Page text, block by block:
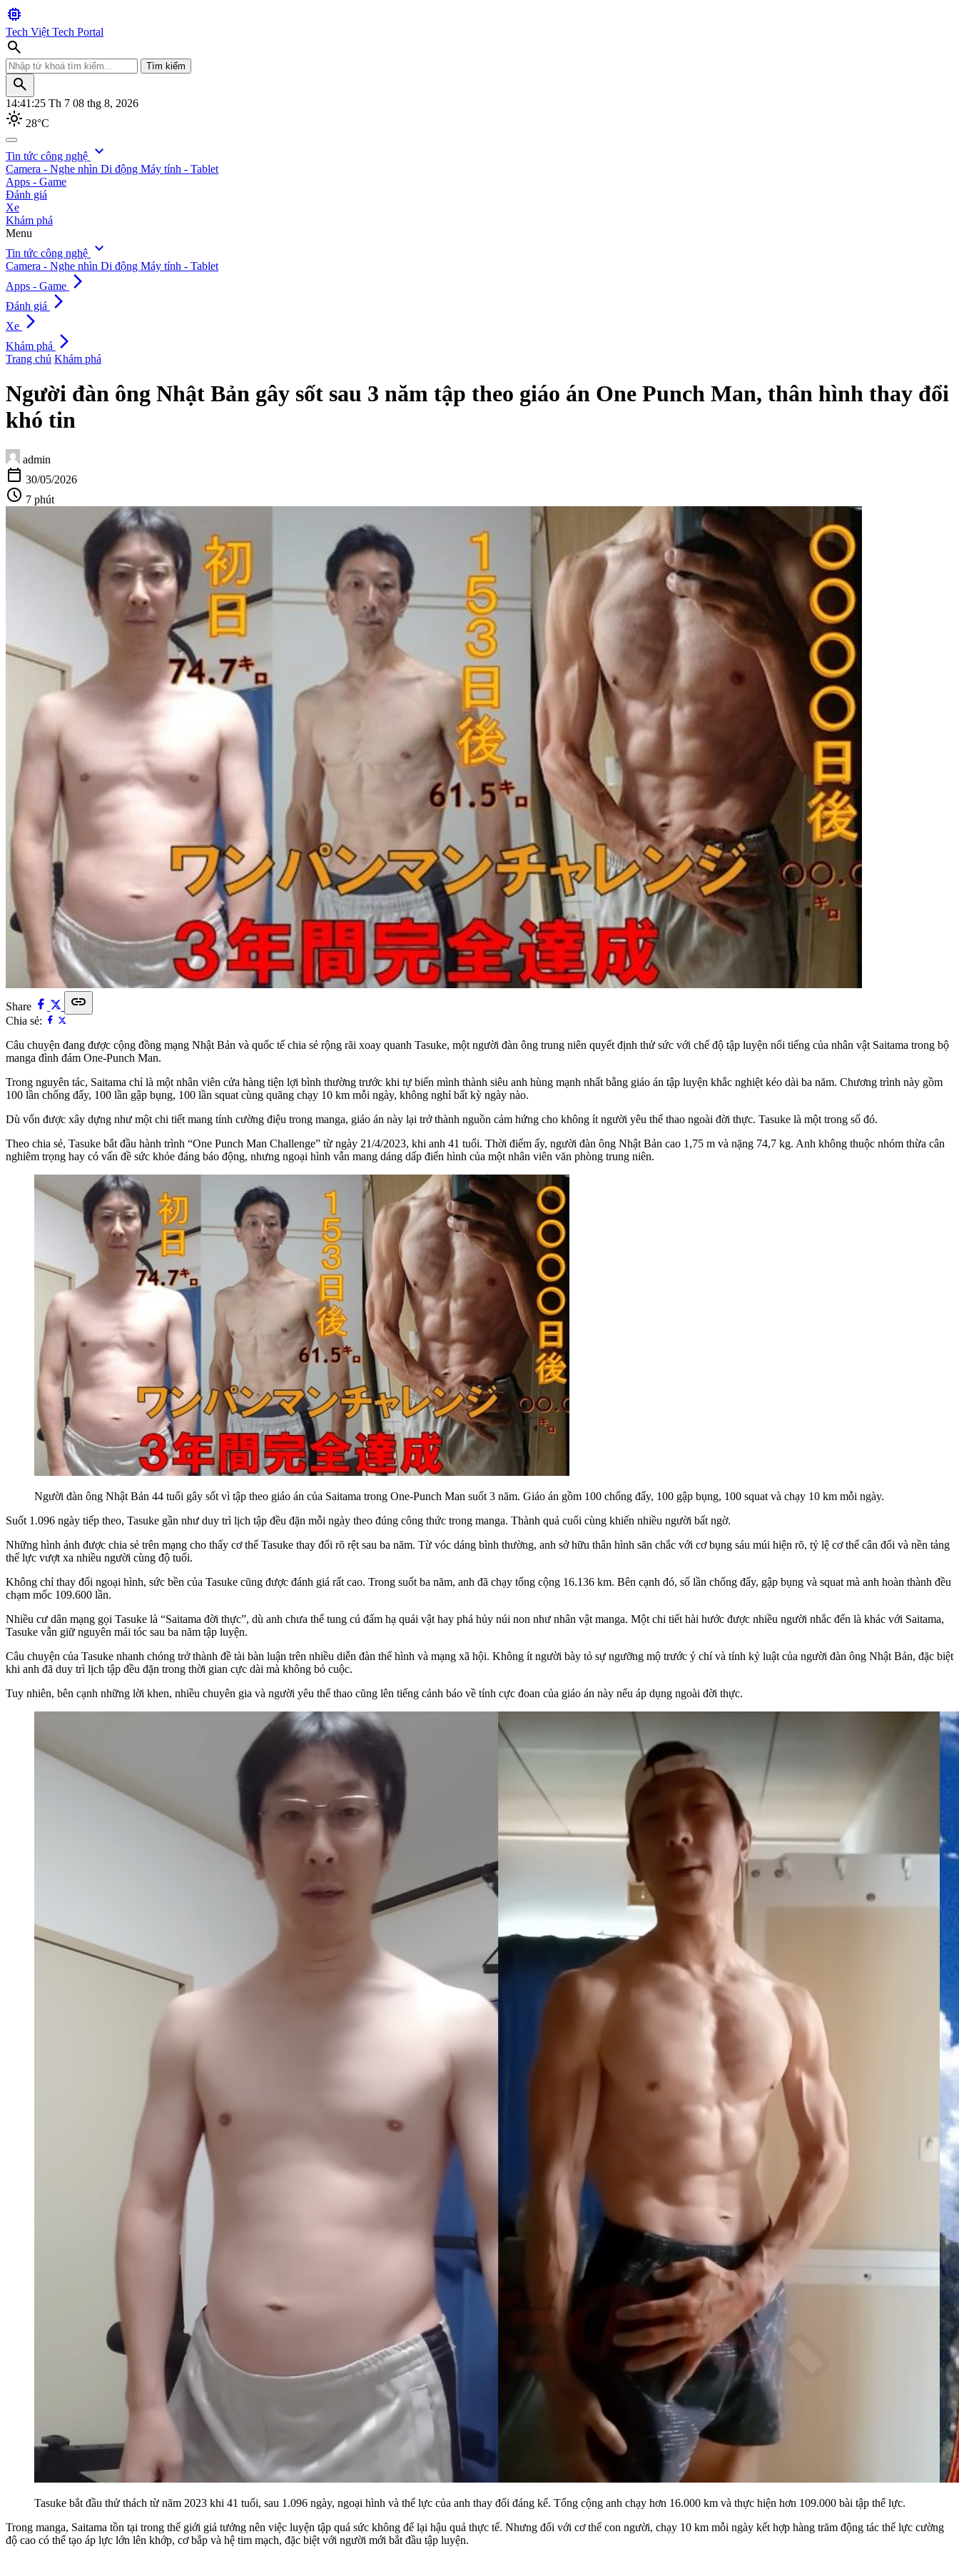
memory
Tech Việt Tech Portal
search
Tìm kiếm
search
14:41:27 Th 7 08 thg 8, 2026
light_mode 28°C
search
Tìm kiếm
Tin tức công nghệ expand_more
Camera - Nghe nhìn Di động Máy tính - Tablet
Apps - Game
Đánh giá
Xe
Khám phá
Menu
Tin tức công nghệ expand_more
Camera - Nghe nhìn Di động Máy tính - Tablet
Apps - Game arrow_forward_ios
Đánh giá arrow_forward_ios
Xe arrow_forward_ios
Khám phá arrow_forward_ios
Trang chủ Khám phá
Người đàn ông Nhật Bản gây sốt sau 3 năm tập theo giáo án One Punch Man, thân hình thay đổi
khó tin
admin
calendar_today 30/05/2026
schedule 7 phút
Share link
Chia sẻ:
Câu chuyện đang được cộng đồng mạng Nhật Bản và quốc tế chia sẻ rộng rãi xoay quanh Tasuke, một người đàn ông trung niên quyết định thử sức với chế độ tập luyện nổi tiếng của nhân vật Saitama trong bộ
manga đình đám One-Punch Man.
Trong nguyên tác, Saitama chỉ là một nhân viên cửa hàng tiện lợi bình thường trước khi tự biến mình thành siêu anh hùng mạnh nhất bằng giáo án tập luyện khắc nghiệt kéo dài ba năm. Chương trình này gồm
100 lần chống đẩy, 100 lần gập bụng, 100 lần squat cùng quãng chạy 10 km mỗi ngày, không nghỉ bất kỳ ngày nào.
Dù vốn được xây dựng như một chi tiết mang tính cường điệu trong manga, giáo án này lại trở thành nguồn cảm hứng cho không ít người yêu thể thao ngoài đời thực. Tasuke là một trong số đó.
Theo chia sẻ, Tasuke bắt đầu hành trình “One Punch Man Challenge” từ ngày 21/4/2023, khi anh 41 tuổi. Thời điểm ấy, người đàn ông Nhật Bản cao 1,75 m và nặng 74,7 kg. Anh không thuộc nhóm thừa cân
nghiêm trọng hay có vấn đề sức khỏe đáng báo động, nhưng ngoại hình vẫn mang dáng dấp điển hình của một nhân viên văn phòng trung niên.
Người đàn ông Nhật Bản 44 tuổi gây sốt vì tập theo giáo án của Saitama trong One-Punch Man suốt 3 năm. Giáo án gồm 100 chống đẩy, 100 gập bụng, 100 squat và chạy 10 km mỗi ngày.
Suốt 1.096 ngày tiếp theo, Tasuke gần như duy trì lịch tập đều đặn mỗi ngày theo đúng công thức trong manga. Thành quả cuối cùng khiến nhiều người bất ngờ.
Những hình ảnh được chia sẻ trên mạng cho thấy cơ thể Tasuke thay đổi rõ rệt sau ba năm. Từ vóc dáng bình thường, anh sở hữu thân hình săn chắc với cơ bụng sáu múi hiện rõ, tỷ lệ cơ thể cân đối và nền tảng
thể lực vượt xa nhiều người cùng độ tuổi.
Không chỉ thay đổi ngoại hình, sức bền của Tasuke cũng được đánh giá rất cao. Trong suốt ba năm, anh đã chạy tổng cộng 16.136 km. Bên cạnh đó, số lần chống đẩy, gập bụng và squat mà anh hoàn thành đều
chạm mốc 109.600 lần.
Nhiều cư dân mạng gọi Tasuke là “Saitama đời thực”, dù anh chưa thể tung cú đấm hạ quái vật hay phá hủy núi non như nhân vật manga. Một chi tiết hài hước được nhiều người nhắc đến là khác với Saitama,
Tasuke vẫn giữ nguyên mái tóc sau ba năm tập luyện.
Câu chuyện của Tasuke nhanh chóng trở thành đề tài bàn luận trên nhiều diễn đàn thể hình và mạng xã hội. Không ít người bày tỏ sự ngưỡng mộ trước ý chí và tính kỷ luật của người đàn ông Nhật Bản, đặc biệt
khi anh đã duy trì lịch tập đều đặn trong thời gian cực dài mà không bỏ cuộc.
Tuy nhiên, bên cạnh những lời khen, nhiều chuyên gia và người yêu thể thao cũng lên tiếng cảnh báo về tính cực đoan của giáo án này nếu áp dụng ngoài đời thực.
Tasuke bắt đầu thử thách từ năm 2023 khi 41 tuổi, sau 1.096 ngày, ngoại hình và thể lực của anh thay đổi đáng kể. Tổng cộng anh chạy hơn 16.000 km và thực hiện hơn 109.000 bài tập thể lực.
Trong manga, Saitama tồn tại trong thế giới giả tưởng nên việc luyện tập quá sức không để lại hậu quả thực tế. Nhưng đối với cơ thể con người, chạy 10 km mỗi ngày kết hợp hàng trăm động tác thể lực cường
độ cao có thể tạo áp lực lớn lên khớp, cơ bắp và hệ tim mạch, đặc biệt với người mới bắt đầu tập luyện.